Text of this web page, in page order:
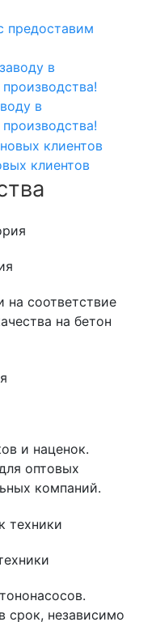
предоставим
в
клиентов
на соответствие
на бетон
и наценок.
оптовых
компаний.
срок, независимо